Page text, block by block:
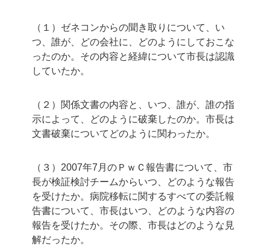
（１）ゼネコンからの聞き取りについて、い
つ、誰が、どの会社に、どのようにしておこな
ったのか。その内容と経緯について市長は認識
していたか。
（２）関係文書の内容と、いつ、誰が、誰の指
示によって、どのように破棄したのか。市長は
文書破棄についてどのように関わったか。
（３）2007年7月のＰｗＣ報告書について、市
長が検証検討チームからいつ、どのような報告
を受けたか。病院移転に関するすべての委託報
告書について、市長はいつ、どのような内容の
報告を受けたか。その際、市長はどのような見
解だったか。